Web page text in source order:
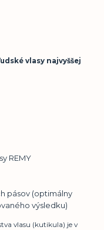
vlasy najvyššej
REMY
pásov (optimálny
výsledku)
vlasu (kutikula) je v